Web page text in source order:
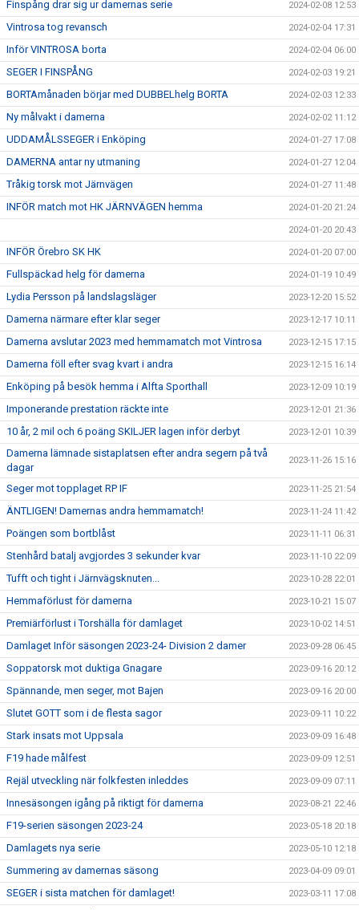
Finspång drar sig ur damernas serie 2024-02-08 12:53
Vintrosa tog revansch 2024-02-04 17:31
Inför VINTROSA borta 2024-02-04 06:00
SEGER I FINSPÅNG 2024-02-03 19:21
BORTAmånaden börjar med DUBBELhelg BORTA 2024-02-03 12:33
Ny målvakt i damerna 2024-02-02 11:12
UDDAMÅLSSEGER i Enköping 2024-01-27 17:08
DAMERNA antar ny utmaning 2024-01-27 12:04
Tråkig torsk mot Järnvägen 2024-01-27 11:48
INFÖR match mot HK JÄRNVÄGEN hemma 2024-01-20 21:24
2024-01-20 20:43
INFÖR Örebro SK HK 2024-01-20 07:00
Fullspäckad helg för damerna 2024-01-19 10:49
Lydia Persson på landslagsläger 2023-12-20 15:52
Damerna närmare efter klar seger 2023-12-17 10:11
Damerna avslutar 2023 med hemmamatch mot Vintrosa 2023-12-15 17:15
Damerna föll efter svag kvart i andra 2023-12-15 16:14
Enköping på besök hemma i Alfta Sporthall 2023-12-09 10:19
Imponerande prestation räckte inte 2023-12-01 21:36
10 år, 2 mil och 6 poäng SKILJER lagen inför derbyt 2023-12-01 10:39
Damerna lämnade sistaplatsen efter andra segern på två
dagar
2023-11-26 15:16
Seger mot topplaget RP IF 2023-11-25 21:54
ÄNTLIGEN! Damernas andra hemmamatch! 2023-11-24 11:42
Poängen som bortblåst 2023-11-11 06:31
Stenhård batalj avgjordes 3 sekunder kvar 2023-11-10 22:09
Tufft och tight i Järnvägsknuten... 2023-10-28 22:01
Hemmaförlust för damerna 2023-10-21 15:07
Premiärförlust i Torshälla för damlaget 2023-10-02 14:51
Damlaget Inför säsongen 2023-24- Division 2 damer 2023-09-28 06:45
Soppatorsk mot duktiga Gnagare 2023-09-16 20:12
Spännande, men seger, mot Bajen 2023-09-16 20:00
Slutet GOTT som i de flesta sagor 2023-09-11 10:22
Stark insats mot Uppsala 2023-09-09 16:48
F19 hade målfest 2023-09-09 12:51
Rejäl utveckling när folkfesten inleddes 2023-09-09 07:11
Innesäsongen igång på riktigt för damerna 2023-08-21 22:46
F19-serien säsongen 2023-24 2023-05-18 20:18
Damlagets nya serie 2023-05-10 12:18
Summering av damernas säsong 2023-04-09 09:01
SEGER i sista matchen för damlaget! 2023-03-11 17:08